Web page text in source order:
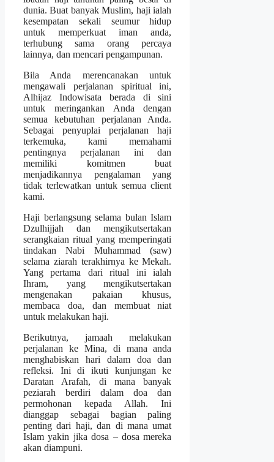
dunia. Buat banyak Muslim, haji ialah
kesempatan sekali seumur hidup
untuk memperkuat iman anda,
terhubung sama orang percaya
lainnya, dan mencari pengampunan.
Bila Anda merencanakan untuk
mengawali perjalanan spiritual ini,
Alhijaz Indowisata berada di sini
untuk meringankan Anda dengan
semua kebutuhan perjalanan Anda.
Sebagai penyuplai perjalanan haji
terkemuka, kami memahami
pentingnya perjalanan ini dan
memiliki komitmen buat
menjadikannya pengalaman yang
tidak terlewatkan untuk semua client
kami.
Haji berlangsung selama bulan Islam
Dzulhijjah dan mengikutsertakan
serangkaian ritual yang memperingati
tindakan Nabi Muhammad (saw)
selama ziarah terakhirnya ke Mekah.
Yang pertama dari ritual ini ialah
Ihram, yang mengikutsertakan
mengenakan pakaian khusus,
membaca doa, dan membuat niat
untuk melakukan haji.
Berikutnya, jamaah melakukan
perjalanan ke Mina, di mana anda
menghabiskan hari dalam doa dan
refleksi. Ini di ikuti kunjungan ke
Daratan Arafah, di mana banyak
peziarah berdiri dalam doa dan
permohonan kepada Allah. Ini
dianggap sebagai bagian paling
penting dari haji, dan di mana umat
Islam yakin jika dosa – dosa mereka
akan diampuni.